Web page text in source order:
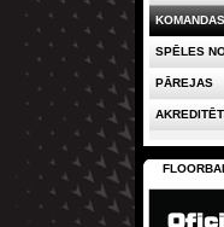
KOMANDAS
SPĒLES
PĀREJAS